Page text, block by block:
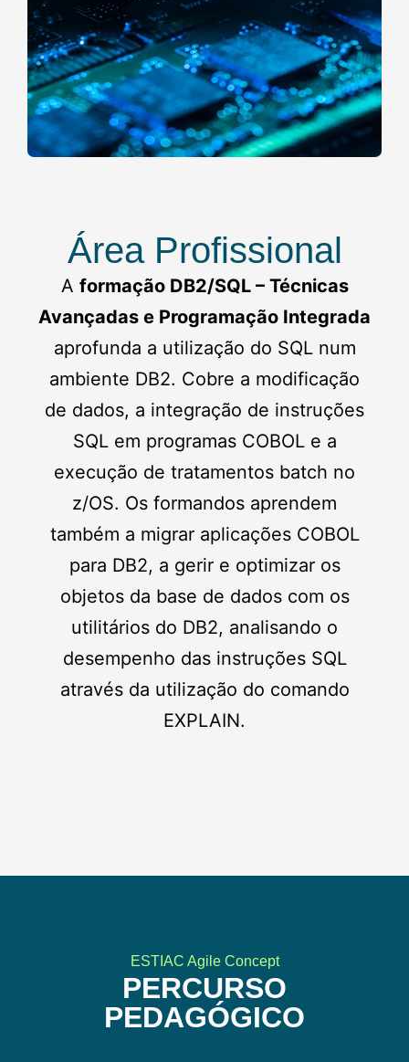
Área Profissional
A formação DB2/SQL – Técnicas
Avançadas e Programação Integrada
aprofunda a utilização do SQL num
ambiente DB2. Cobre a modificação
de dados, a integração de instruções
SQL em programas COBOL e a
execução de tratamentos batch no
z/OS. Os formandos aprendem
também a migrar aplicações COBOL
para DB2, a gerir e optimizar os
objetos da base de dados com os
utilitários do DB2, analisando o
desempenho das instruções SQL
através da utilização do comando
EXPLAIN.
ESTIAC Agile Concept
PERCURSO
PEDAGÓGICO